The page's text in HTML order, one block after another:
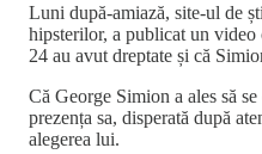
Luni după-amiază, site-ul de
hipsterilor, a publicat un
24 au avut dreptate și că
Că George Simion a ales să
prezența sa, disperată după
alegerea lui.